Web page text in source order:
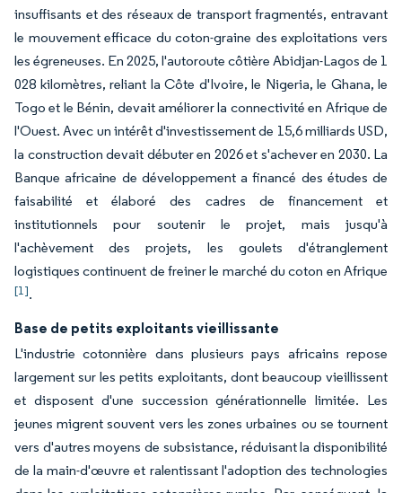
insuffisants et des réseaux de transport fragmentés, entravant
le mouvement efficace du coton-graine des exploitations vers
les égreneuses. En 2025, l'autoroute côtière Abidjan-Lagos de 1
028 kilomètres, reliant la Côte d'Ivoire, le Nigeria, le Ghana, le
Togo et le Bénin, devait améliorer la connectivité en Afrique de
l'Ouest. Avec un intérêt d'investissement de 15,6 milliards USD,
la construction devait débuter en 2026 et s'achever en 2030. La
Banque africaine de développement a financé des études de
faisabilité et élaboré des cadres de financement et
institutionnels pour soutenir le projet, mais jusqu'à
l'achèvement des projets, les goulets d'étranglement
logistiques continuent de freiner le marché du coton en Afrique
[1].
Base de petits exploitants vieillissante
L'industrie cotonnière dans plusieurs pays africains repose
largement sur les petits exploitants, dont beaucoup vieillissent
et disposent d'une succession générationnelle limitée. Les
jeunes migrent souvent vers les zones urbaines ou se tournent
vers d'autres moyens de subsistance, réduisant la disponibilité
de la main-d'œuvre et ralentissant l'adoption des technologies